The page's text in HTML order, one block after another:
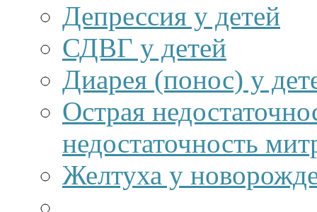
Депрессия у детей
СДВГ у детей
Диарея (понос) у
Острая
недостаточность
Желтуха у